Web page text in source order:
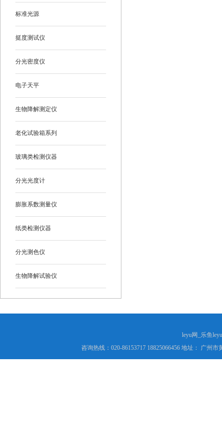
标准光源
挺度测试仪
分光密度仪
电子天平
生物降解测定仪
老化试验箱系列
玻璃类检测仪器
分光光度计
膨胀系数测量仪
纸类检测仪器
分光测色仪
生物降解试验仪
leyu网_乐鱼
咨询热线：020-86153717 18825066456 地址： 广州